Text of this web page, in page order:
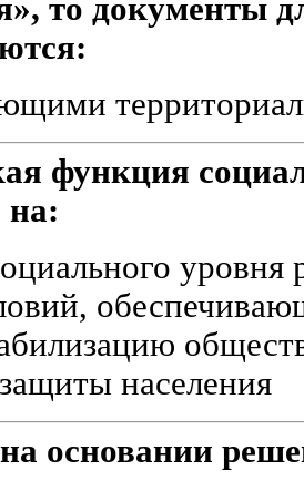
то документы
функция
на:
уровня
населения
основании